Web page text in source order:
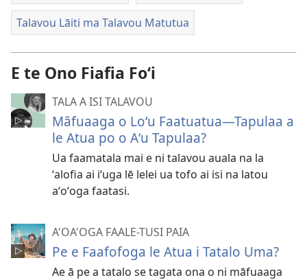
Talavou Lāiti ma Talavou Matutua
E te Ono Fiafia Foʻi
TALA A ISI TALAVOU
Māfuaaga o Loʻu Faatuatua—Tapulaa a
le Atua po o Aʻu Tapulaa?
Ua faamatala mai e ni talavou auala na la
ʻalofia ai iʻuga lē lelei ua tofo ai isi na latou
aʻoʻoga faatasi.
A'OA'OGA FAALE-TUSI PAIA
Pe e Faafofoga le Atua i Tatalo Uma?
Ae ā pe a tatalo se tagata ona o ni māfuaaga